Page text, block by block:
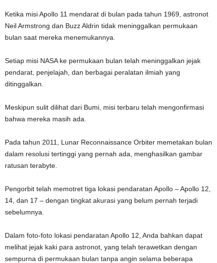
Ketika misi Apollo 11 mendarat di bulan pada tahun 1969, astronot
Neil Armstrong dan Buzz Aldrin tidak meninggalkan permukaan
bulan saat mereka menemukannya.
Setiap misi NASA ke permukaan bulan telah meninggalkan jejak
pendarat, penjelajah, dan berbagai peralatan ilmiah yang
ditinggalkan.
Meskipun sulit dilihat dari Bumi, misi terbaru telah mengonfirmasi
bahwa mereka masih ada.
Pada tahun 2011, Lunar Reconnaissance Orbiter memetakan bulan
dalam resolusi tertinggi yang pernah ada, menghasilkan gambar
ratusan terabyte.
Pengorbit telah memotret tiga lokasi pendaratan Apollo – Apollo 12,
14, dan 17 – dengan tingkat akurasi yang belum pernah terjadi
sebelumnya.
Dalam foto-foto lokasi pendaratan Apollo 12, Anda bahkan dapat
melihat jejak kaki para astronot, yang telah terawetkan dengan
sempurna di permukaan bulan tanpa angin selama beberapa